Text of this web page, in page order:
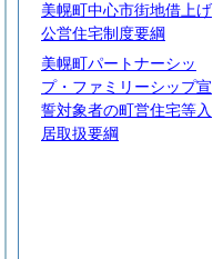
美幌町中心市街地借上げ
公営住宅制度要綱
美幌町パートナーシッ
プ・ファミリーシップ宣
誓対象者の町営住宅等入
居取扱要綱